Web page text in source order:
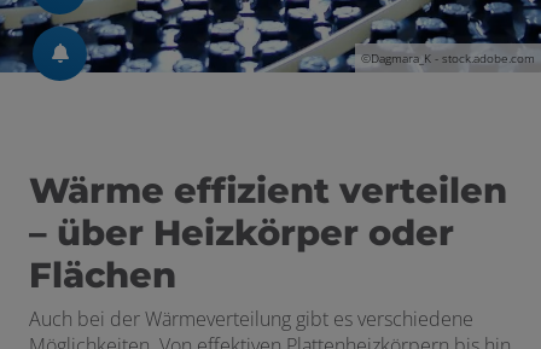
©Dagmara_K - stock.adobe.com
Wärme effizient verteilen
– über Heizkörper oder
Flächen
Auch bei der Wärmeverteilung gibt es verschiedene